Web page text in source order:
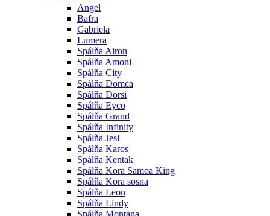
Angel
Bafra
Gabriela
Lumera
Spálňa Airon
Spálňa Amoni
Spálňa City
Spálňa Domca
Spálňa Dorsi
Spálňa Eyco
Spálňa Grand
Spálňa Infinity
Spálňa Jesi
Spálňa Karos
Spálňa Kentak
Spálňa Kora Samoa King
Spálňa Kora sosna
Spálňa Leon
Spálňa Lindy
Spálňa Montana